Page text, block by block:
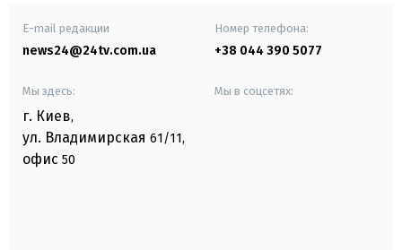
E-mail редакции
news24@24tv.com.ua
Номер телефона:
+38 044 390 5077
Мы здесь:
г. Киев,
ул. Владимирская 61/11,
офис 50
Мы в соцсетях: